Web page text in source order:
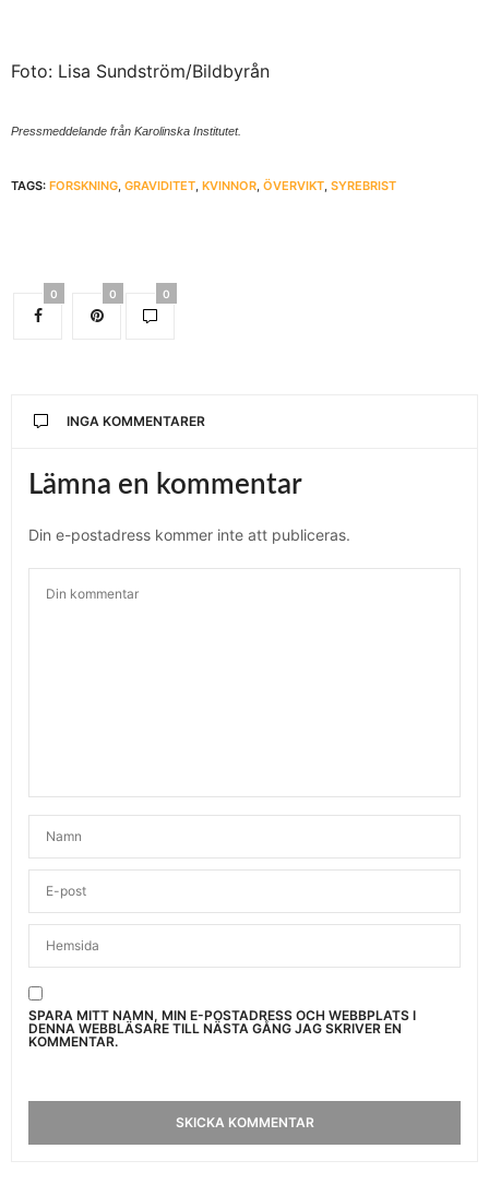
Foto: Lisa Sundström/Bildbyrån
Pressmeddelande från Karolinska Institutet.
TAGS: FORSKNING, GRAVIDITET, KVINNOR, ÖVERVIKT, SYREBRIST
0 0 0
INGA KOMMENTARER
Lämna en kommentar
Din e-postadress kommer inte att publiceras.
SPARA MITT NAMN, MIN E-POSTADRESS OCH WEBBPLATS I
DENNA WEBBLÄSARE TILL NÄSTA GÅNG JAG SKRIVER EN
KOMMENTAR.